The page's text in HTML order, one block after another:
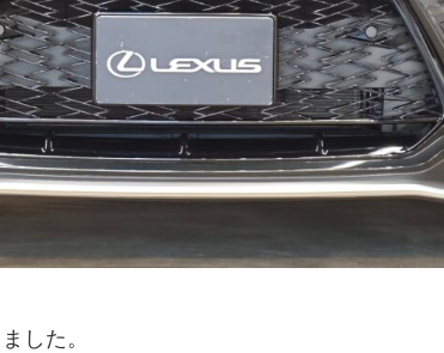
した。